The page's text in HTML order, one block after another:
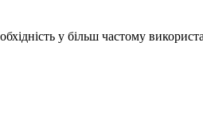
у більш частому